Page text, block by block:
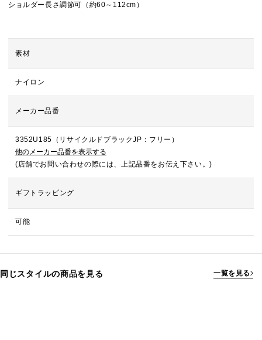
ショルダー長さ調節可（約60～112cm）
素材
ナイロン
メーカー品番
3352U185（リサイクルドブラックJP：フリー）
他のメーカー品番を表示する
(店舗でお問い合わせの際には、上記品番をお伝え下さい。)
ギフトラッピング
可能
同じスタイルの商品を見る 一覧を見る